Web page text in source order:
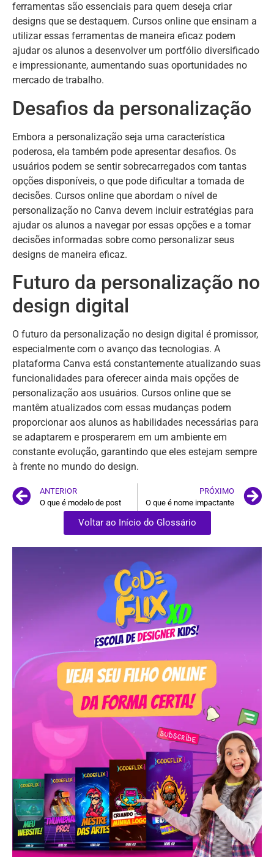
ferramentas são essenciais para quem deseja criar
designs que se destaquem. Cursos online que ensinam a
utilizar essas ferramentas de maneira eficaz podem
ajudar os alunos a desenvolver um portfólio diversificado
e impressionante, aumentando suas oportunidades no
mercado de trabalho.
Desafios da personalização
Embora a personalização seja uma característica
poderosa, ela também pode apresentar desafios. Os
usuários podem se sentir sobrecarregados com tantas
opções disponíveis, o que pode dificultar a tomada de
decisões. Cursos online que abordam o nível de
personalização no Canva devem incluir estratégias para
ajudar os alunos a navegar por essas opções e a tomar
decisões informadas sobre como personalizar seus
designs de maneira eficaz.
Futuro da personalização no
design digital
O futuro da personalização no design digital é promissor,
especialmente com o avanço das tecnologias. A
plataforma Canva está constantemente atualizando suas
funcionalidades para oferecer ainda mais opções de
personalização aos usuários. Cursos online que se
mantêm atualizados com essas mudanças podem
proporcionar aos alunos as habilidades necessárias para
se adaptarem e prosperarem em um ambiente em
constante evolução, garantindo que eles estejam sempre
à frente no mundo do design.
ANTERIOR
O que é modelo de post
PRÓXIMO
O que é nome impactante
Voltar ao Início do Glossário